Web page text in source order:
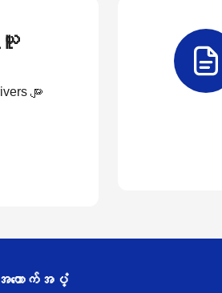
ယူ
များ
အထောက်အပံ့